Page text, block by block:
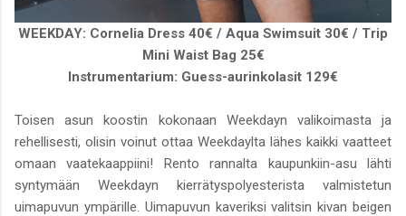
WEEKDAY: Cornelia Dress 40€ / Aqua Swimsuit 30€ / Trip
Mini Waist Bag 25€
Instrumentarium: Guess-aurinkolasit 129€
Toisen asun koostin kokonaan Weekdayn valikoimasta ja
rehellisesti, olisin voinut ottaa Weekdaylta lähes kaikki vaatteet
omaan vaatekaappiini! Rento rannalta kaupunkiin-asu lähti
syntymään Weekdayn kierrätyspolyesterista valmistetun
uimapuvun ympärille. Uimapuvun kaveriksi valitsin kivan beigen